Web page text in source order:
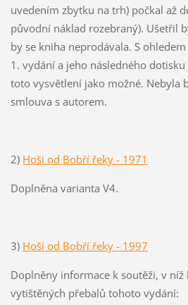
uvedením zbytku na trh) počkal až
původní náklad rozebraný). Ušetřil
by se kniha neprodávala. S
1. vydání a jeho následného
toto vysvětlení jako možné. Nebyla
smlouva s autorem.
2) Hoši od Bobří řeky - 1971
Doplněna varianta V4.
3) Hoši od Bobří řeky - 1997
Doplněny informace k soutěži, v
vytištěných přebalů tohoto vydání: